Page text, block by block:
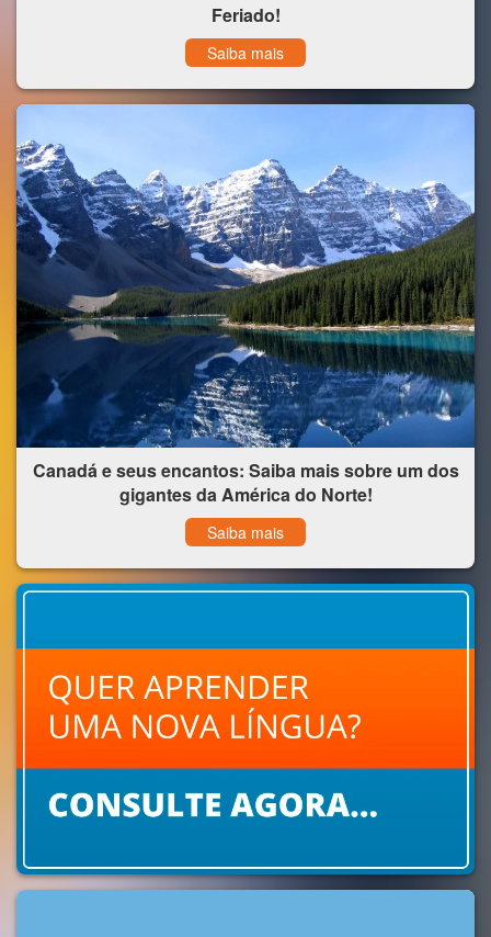
Feriado!
Saiba mais
Canadá e seus encantos: Saiba mais sobre um dos
gigantes da América do Norte!
Saiba mais